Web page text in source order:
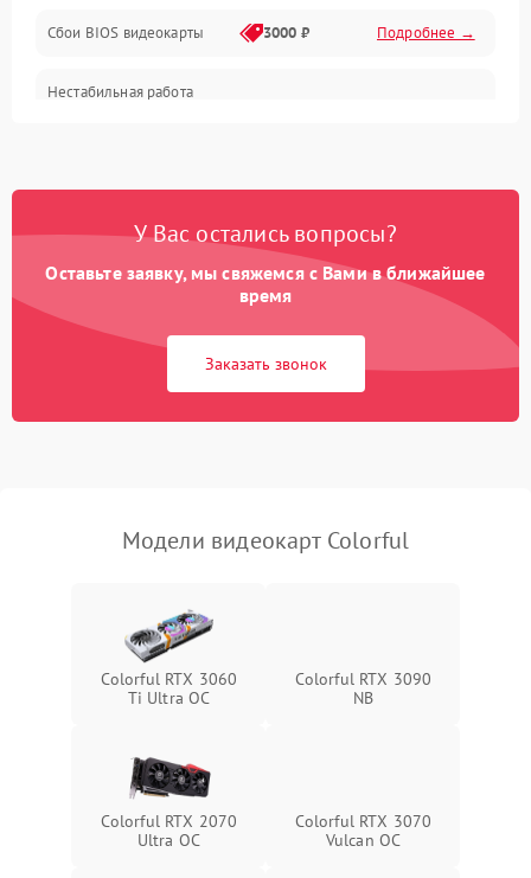
ПО
Электронные компоненты
Система охлаждения
Экран (дисплей)
Программные сбои
Сбои BIOS видеокарты 3000 ₽ Подробнее →
Нестабильная работа
У Вас остались вопросы?
Оставьте заявку, мы свяжемся с Вами в ближайшее
время
Заказать звонок
Модели видеокарт Colorful
Colorful RTX 3060
Ti Ultra OC
Colorful RTX 3090
NB
Colorful RTX 2070
Ultra OC
Colorful RTX 3070
Vulcan OC